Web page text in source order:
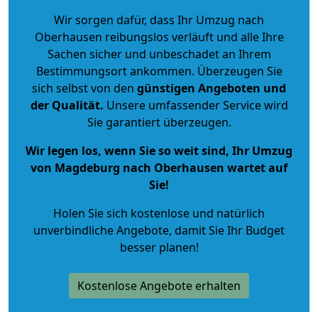
Wir sorgen dafür, dass Ihr Umzug nach
Oberhausen reibungslos verläuft und alle Ihre
Sachen sicher und unbeschadet an Ihrem
Bestimmungsort ankommen. Überzeugen Sie
sich selbst von den günstigen Angeboten und
der Qualität. Unsere umfassender Service wird
Sie garantiert überzeugen.
Wir legen los, wenn Sie so weit sind, Ihr Umzug
von Magdeburg nach Oberhausen wartet auf
Sie!
Holen Sie sich kostenlose und natürlich
unverbindliche Angebote, damit Sie Ihr Budget
besser planen!
Kostenlose Angebote erhalten